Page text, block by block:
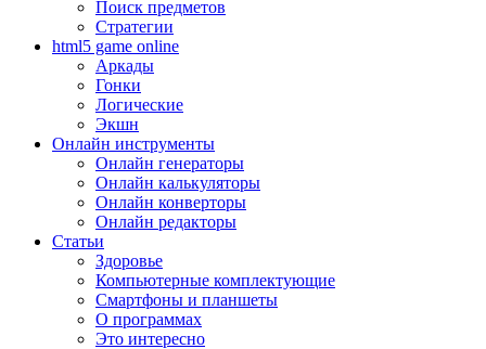
Поиск предметов
Стратегии
html5 game online
Аркады
Гонки
Логические
Экшн
Онлайн инструменты
Онлайн генераторы
Онлайн калькуляторы
Онлайн конверторы
Онлайн редакторы
Статьи
Здоровье
Компьютерные комплектующие
Смартфоны и планшеты
О программах
Это интересно